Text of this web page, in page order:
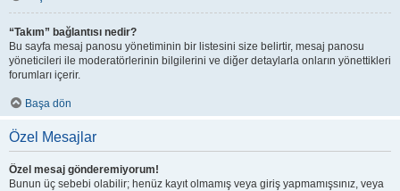
“Takım” bağlantısı nedir?
Bu sayfa mesaj panosu yönetiminin bir listesini size belirtir, mesaj panosu
yöneticileri ile moderatörlerinin bilgilerini ve diğer detaylarla onların yönettikleri
forumları içerir.
Başa dön
Özel Mesajlar
Özel mesaj gönderemiyorum!
Bunun üç sebebi olabilir; henüz kayıt olmamış veya giriş yapmamışsınız, veya